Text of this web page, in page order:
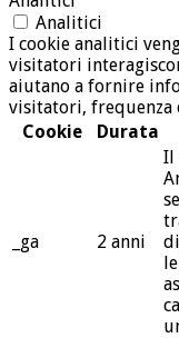
Analitici
I cookie analitici
visitatori
aiutano a fornire
visitatori, frequenza
Cookie
Durata
_ga 2 anni
Il